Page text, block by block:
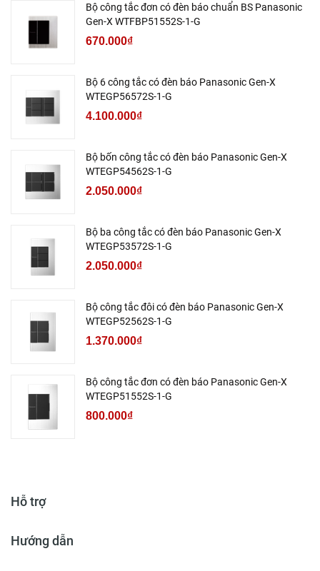
Bộ công tắc đơn có đèn báo chuẩn BS Panasonic
Gen-X WTFBP51552S-1-G
670.000₫
Bộ 6 công tắc có đèn báo Panasonic Gen-X
WTEGP56572S-1-G
4.100.000₫
Bộ bốn công tắc có đèn báo Panasonic Gen-X
WTEGP54562S-1-G
2.050.000₫
Bộ ba công tắc có đèn báo Panasonic Gen-X
WTEGP53572S-1-G
2.050.000₫
Bộ công tắc đôi có đèn báo Panasonic Gen-X
WTEGP52562S-1-G
1.370.000₫
Bộ công tắc đơn có đèn báo Panasonic Gen-X
WTEGP51552S-1-G
800.000₫
Hỗ trợ
Hướng dẫn